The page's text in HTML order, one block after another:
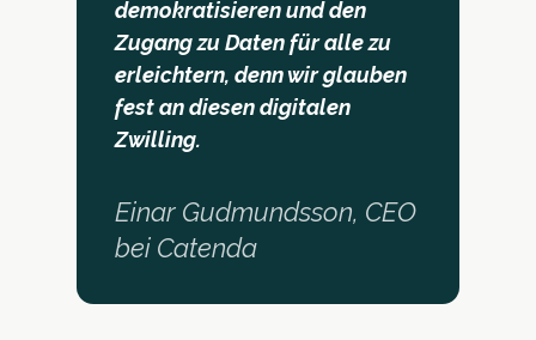
demokratisieren und den
Zugang zu Daten für alle zu
erleichtern, denn wir glauben
fest an diesen digitalen
Zwilling.
Einar Gudmundsson, CEO
bei Catenda